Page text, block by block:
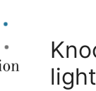
light